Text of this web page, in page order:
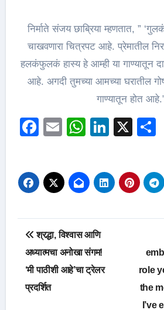
निर्माते संजय छाब्रिया म्हणतात, ”
चाखवणारा चित्रपट आहे. प्रेमातील
हलकंफुलकं हास्य हे आम्ही या गाण्यातून
आहे. अगदी तुमच्या आमच्या घरातील
गाण्यातून होत
Facebook
EmailWhatsApp
X
Post
navigation
श्रद्धा, विश्वास आणि
अध्यात्मचा अनोखा संगम!
‘मी पाठीशी आहे’चा ट्रेलर
प्रदर्शित
role
the
I’ve